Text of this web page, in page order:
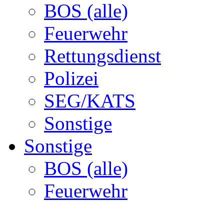
BOS (alle)
Feuerwehr
Rettungsdienst
Polizei
SEG/KATS
Sonstige
Sonstige
BOS (alle)
Feuerwehr